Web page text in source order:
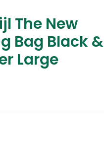
The New
Bag Black &
Large